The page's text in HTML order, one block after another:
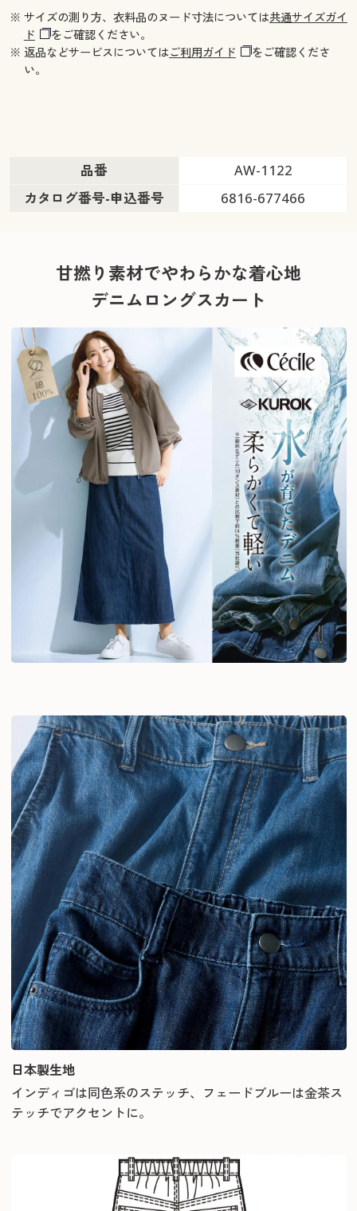
※ サイズの測り方、衣料品のヌード寸法については共通サイズガイ
ド
をご確認ください。
※ 返品などサービスについてはご利用ガイド
をご確認くださ
い。
品番
AW-1122
カタログ番号-申込番号
6816-677466
甘撚り素材でやわらかな着心地
デニムロングスカート
日本製生地
インディゴは同色系のステッチ、フェードブルーは金茶ス
テッチでアクセントに。